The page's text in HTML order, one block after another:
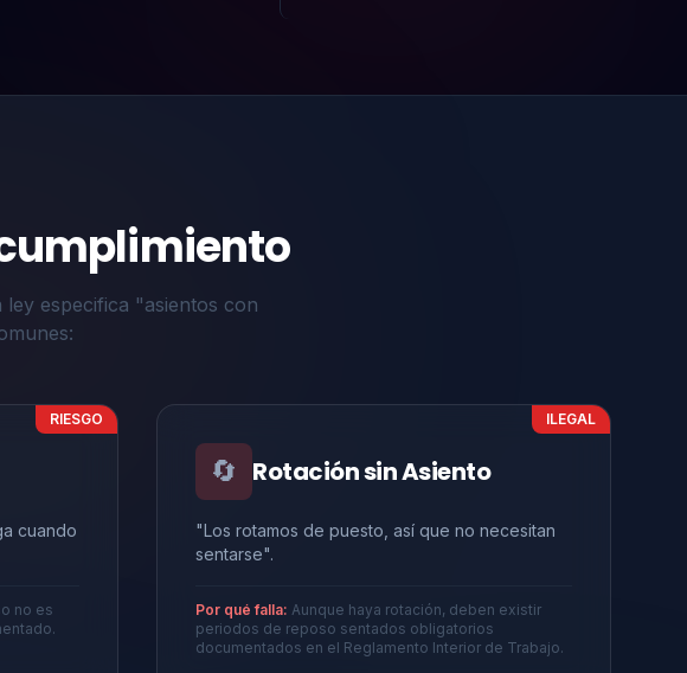
especifica "asientos con
RIESGO
cuando
no es
ILEGAL
🔄 Rotación sin Asiento
"Los rotamos de puesto, así que no necesitan
sentarse".
Por qué falla: Aunque haya rotación, deben existir
periodos de reposo sentados obligatorios
documentados en el Reglamento Interior de Trabajo.